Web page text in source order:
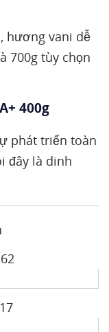
hương vani dễ
700g tùy chọn
400g
phát triển toàn
đây là dinh